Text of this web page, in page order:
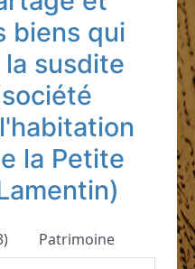
biens qui
susdite
la Petite
Patrimoine